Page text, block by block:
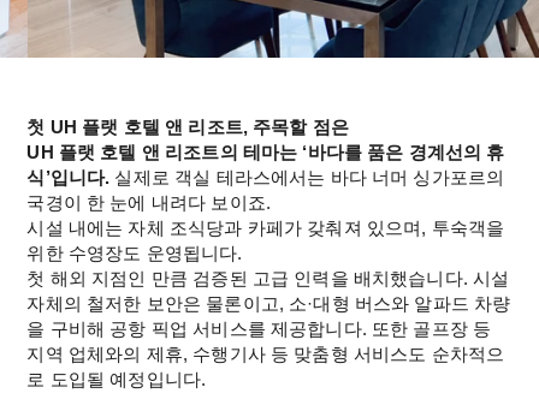
첫 UH 플랫 호텔 앤 리조트, 주목할 점은
UH 플랫 호텔 앤 리조트의 테마는 ‘바다를 품은 경계선의 휴
식’입니다. 실제로 객실 테라스에서는 바다 너머 싱가포르의
국경이 한 눈에 내려다 보이죠.
시설 내에는 자체 조식당과 카페가 갖춰져 있으며, 투숙객을
위한 수영장도 운영됩니다.
첫 해외 지점인 만큼 검증된 고급 인력을 배치했습니다. 시설
자체의 철저한 보안은 물론이고, 소·대형 버스와 알파드 차량
을 구비해 공항 픽업 서비스를 제공합니다. 또한 골프장 등
지역 업체와의 제휴, 수행기사 등 맞춤형 서비스도 순차적으
로 도입될 예정입니다.